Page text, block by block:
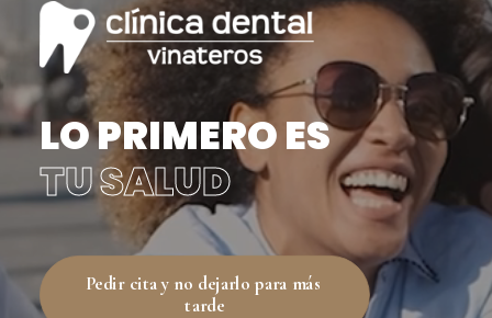
LO PRIMERO ES
TU SALUD
Pedir cita y no dejarlo para más
tarde